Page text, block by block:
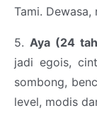
Tami.
5. Aya (24
jadi egois,
sombong,
level, modis